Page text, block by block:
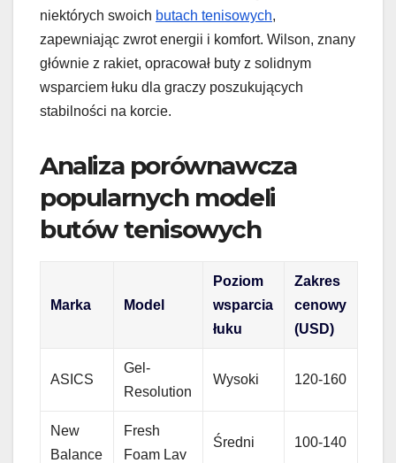
niektórych swoich butach tenisowych,
zapewniając zwrot energii i komfort. Wilson, znany
głównie z rakiet, opracował buty z solidnym
wsparciem łuku dla graczy poszukujących
stabilności na korcie.
Analiza porównawcza
popularnych modeli
butów tenisowych
Marka Model
Poziom
wsparcia
łuku
Zakres
cenowy
(USD)
ASICS
Gel-
Resolution
Wysoki 120-160
New
Balance
Fresh
Foam Lav
Średni 100-140